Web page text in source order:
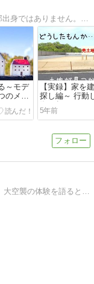
～モデ
のメリ
【実録】家を
探し編～ 行動
際に起きたこと
5年前